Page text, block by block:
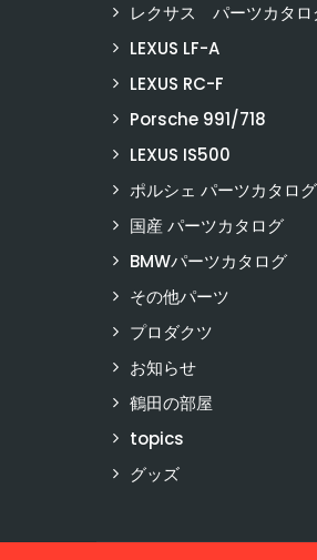
レクサス パーツカタロ
LEXUS LF-A
LEXUS RC-F
Porsche 991/718
LEXUS IS500
ポルシェ パーツカタログ
国産 パーツカタログ
BMWパーツカタログ
その他パーツ
プロダクツ
お知らせ
鶴田の部屋
topics
グッズ